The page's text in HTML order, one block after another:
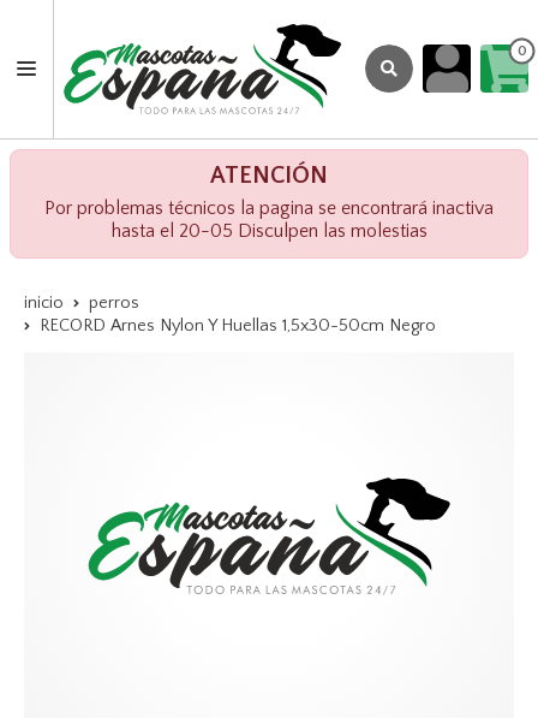
0
ATENCIÓN
Por problemas técnicos la pagina se encontrará inactiva
hasta el 20-05 Disculpen las molestias
inicio
perros
RECORD Arnes Nylon Y Huellas 1,5x30-50cm Negro